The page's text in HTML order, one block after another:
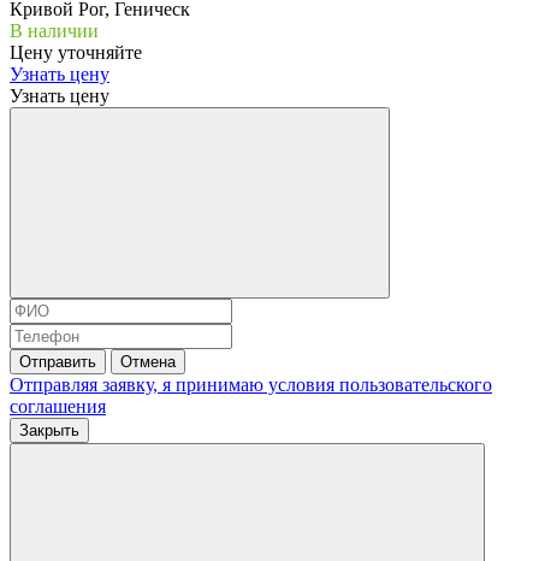
В наличии
Цену уточняйте
Узнать цену
Узнать цену
Отправить Отмена
Отправляя заявку, я принимаю условия пользовательского
соглашения
Закрыть